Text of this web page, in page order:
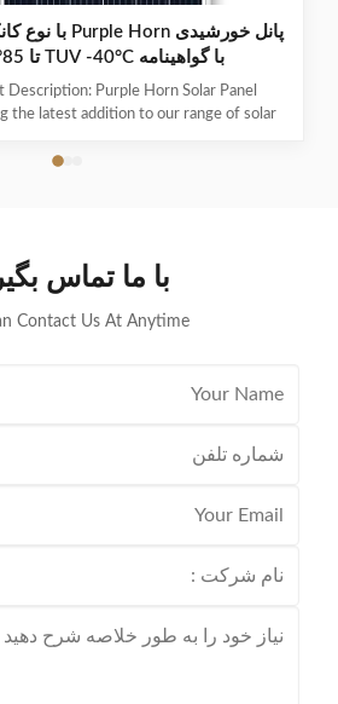
با گواهینامه TUV -40°C تا 85°C
Description: Purple Horn Solar Panel
the latest addition to our range of solar
and high efficiency, this solar panel is
growing demand for cost-effective and
eco-friendly energy
با ما تماس
Contact Us At Anytime!